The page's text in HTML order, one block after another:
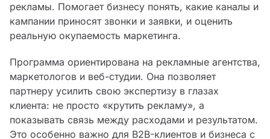
рекламы. Помогает бизнесу понять, какие каналы и
кампании приносят звонки и заявки, и оценить
реальную окупаемость маркетинга.
Программа ориентирована на рекламные агентства,
маркетологов и веб-студии. Она позволяет
партнеру усилить свою экспертизу в глазах
клиента: не просто «крутить рекламу», а
показывать связь между расходами и результатом.
Это особенно важно для B2B-клиентов и бизнеса с